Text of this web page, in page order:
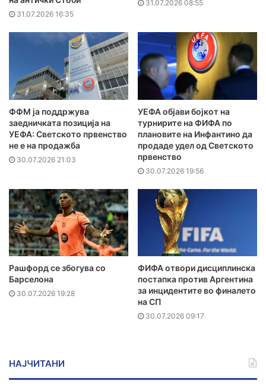
31.07.2026 16:35
31.07.2026 08:55
ФФМ ја поддржува
заедничката позиција на
УЕФА: Светското првенство
не е на продажба
30.07.2026 21:03
УЕФА објави бојкот на
турнирите на ФИФА по
плановите на Инфантино да
продаде удел од Светското
првенство
30.07.2026 19:56
Рашфорд се збогува со
Барселона
30.07.2026 19:28
ФИФА отвори дисциплинска
постапка против Аргентина
за инцидентите во финалето
на СП
30.07.2026 09:17
НАЈЧИТАНИ